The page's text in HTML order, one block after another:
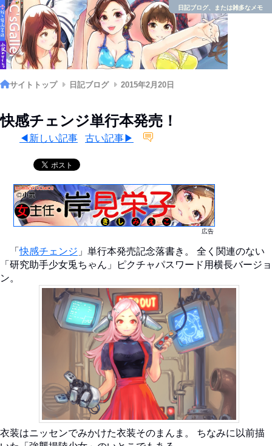
日記ブログ、または雑多なメモ
サイトトップ 日記ブログ 2015年2月20日
快感チェンジ単行本発売！
◀新しい記事 古い記事▶
広告
「快感チェンジ 」単行本発売記念落書き。 全く関連のない
「研究助手少女兎ちゃん」ピクチャパスワード用横長バージョ
ン。
衣装はニッセンでみかけた衣装そのまんま。 ちなみに以前描